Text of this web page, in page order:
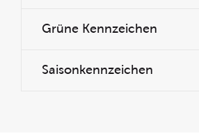
Grüne Kennzeichen
Saisonkennzeichen